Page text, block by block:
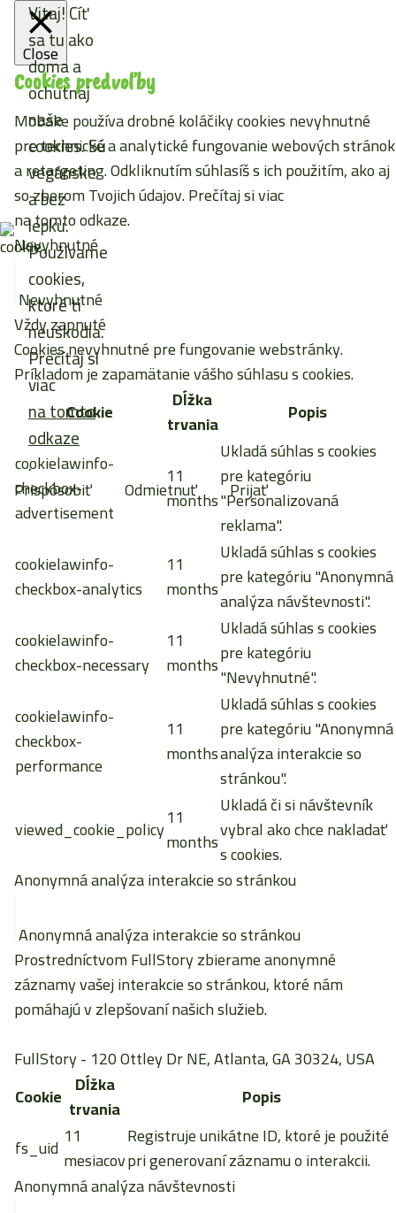
Vitaj! Cíť
sa tu ako
doma a
ochutnaj
naše
cookies. Sú
vegánske
a bez
lepku.
Používame
cookies,
ktoré ti
neuškodia.
Prečítaj si
viac
na tomto
odkaze
.
Prispôsobiť Odmietnuť Prijať
Close
Cookies predvoľby
Mobake používa drobné koláčiky cookies nevyhnutné
pre technické a analytické fungovanie webových stránok
a retargeting. Odkliknutím súhlasíš s ich použitím, ako aj
so zberom Tvojich údajov. Prečítaj si viac
na tomto odkaze.
Nevyhnutné
Nevyhnutné
Vždy zapnuté
Cookies nevyhnutné pre fungovanie webstránky.
Príkladom je zapamätanie vášho súhlasu s cookies.
Cookie
Dĺžka
trvania
Popis
cookielawinfo-
checkbox-
advertisement
11
months
Ukladá súhlas s cookies
pre kategóriu
"Personalizovaná
reklama".
cookielawinfo-
checkbox-analytics
11
months
Ukladá súhlas s cookies
pre kategóriu "Anonymná
analýza návštevnosti".
cookielawinfo-
checkbox-necessary
11
months
Ukladá súhlas s cookies
pre kategóriu
"Nevyhnutné".
cookielawinfo-
checkbox-
performance
11
months
Ukladá súhlas s cookies
pre kategóriu "Anonymná
analýza interakcie so
stránkou".
viewed_cookie_policy11
months
Ukladá či si návštevník
vybral ako chce nakladať
s cookies.
Anonymná analýza interakcie so stránkou
Anonymná analýza interakcie so stránkou
Prostredníctvom FullStory zbierame anonymné
záznamy vašej interakcie so stránkou, ktoré nám
pomáhajú v zlepšovaní našich služieb.
FullStory- 120 Ottley Dr NE, Atlanta, GA 30324, USA
Cookie Dĺžka
trvania
Popis
fs_uid 11
mesiacov
Registruje unikátne ID, ktoré je použité
pri generovaní záznamu o interakcii.
Anonymná analýza návštevnosti